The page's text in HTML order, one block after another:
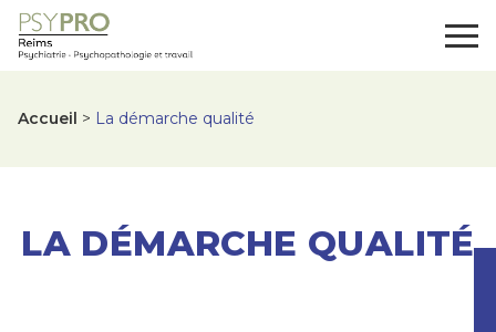
Accueil > La démarche qualité
LA DÉMARCHE QUALITÉ
Panneau de gestion des cookies